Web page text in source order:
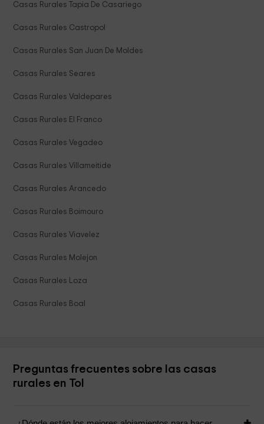
Casas Rurales Tapia De Casariego
Casas Rurales Castropol
Casas Rurales San Juan De Moldes
Casas Rurales Seares
Casas Rurales Valdepares
Casas Rurales El Franco
Casas Rurales Vegadeo
Casas Rurales Villameitide
Casas Rurales Arancedo
Casas Rurales Boimouro
Casas Rurales Viavelez
Casas Rurales Molejon
Casas Rurales Loza
Casas Rurales Boal
Preguntas frecuentes sobre las casas
rurales en Tol